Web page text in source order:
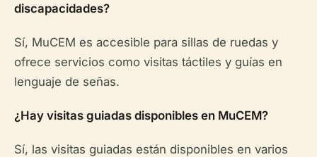
discapacidades?
Sí, MuCEM es accesible para sillas de ruedas y
ofrece servicios como visitas táctiles y guías en
lenguaje de señas.
¿Hay visitas guiadas disponibles en MuCEM?
Sí, las visitas guiadas están disponibles en varios